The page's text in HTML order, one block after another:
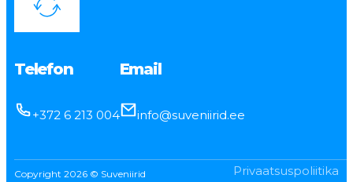
Telefon
+372 6 213 004
Email
info@suveniirid.ee
Copyright 2026 © Suveniirid Privaatsuspoliitika